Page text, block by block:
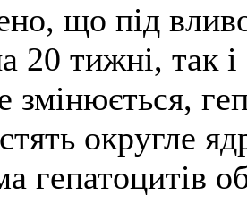
що під
20 тижні, так і
змінюється,
округле
гепатоцитів